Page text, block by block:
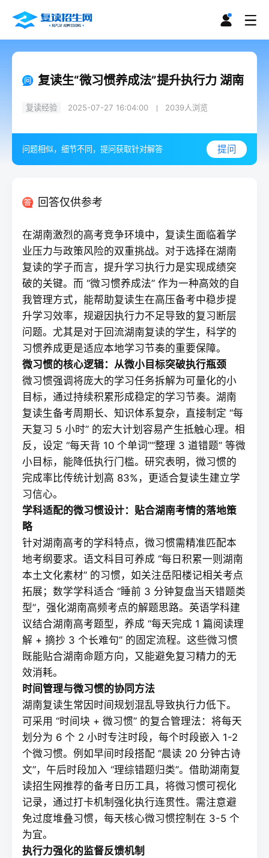
复读生“微习惯养成法”提升执行力 湖南
复读经验 2025-07-27 16:04:00 2039人浏览
问题相似，细节不同，提问获取针对解答 提问
回答仅供参考
在湖南激烈的高考竞争环境中， 复读生面临着学
业压力与政策风险的双重挑战。对于选择在湖南
复读的学子而言，提升学习执行力是实现成绩突
破的关键。而 “微习惯养成法” 作为一种高效的自
我管理方式，能帮助复读生在高压备考中稳步提
升学习效率，规避因执行力不足导致的复习断层
问题。尤其是对于回流湖南复读的学生，科学的
习惯养成更是适应本地学习节奏的重要保障。
微习惯的核心逻辑：从微小目标突破执行瓶颈
微习惯强调将庞大的学习任务拆解为可量化的小
目标，通过持续积累形成稳定的学习节奏。湖南
复读生备考周期长、知识体系复杂，直接制定 “每
天复习 5 小时” 的宏大计划容易产生抵触心理。相
反，设定 “每天背 10 个单词”“整理 3 道错题” 等微
小目标，能降低执行门槛。研究表明，微习惯的
完成率比传统计划高 83%，更适合复读生建立学
习信心。
学科适配的微习惯设计：贴合湖南考情的落地策
略
针对湖南高考的学科特点，微习惯需精准匹配本
地考纲要求。语文科目可养成 “每日积累一则湖南
本土文化素材” 的习惯，如关注岳阳楼记相关考点
拓展；数学学科适合 “睡前 3 分钟复盘当天错题类
型”，强化湖南高频考点的解题思路。英语学科建
议结合湖南高考题型，养成 “每天完成 1 篇阅读理
解 + 摘抄 3 个长难句” 的固定流程。这些微习惯
既能贴合湖南命题方向，又能避免复习精力的无
效消耗。
时间管理与微习惯的协同方法
湖南复读生常因时间规划混乱导致执行力低下。
可采用 “时间块 + 微习惯” 的复合管理法：将每天
划分为 6 个 2 小时专注时段，每个时段嵌入 1-2
个微习惯。例如早间时段搭配 “晨读 20 分钟古诗
文”，午后时段加入 “理综错题归类”。借助湖南复
读招生网推荐的备考日历工具，将微习惯可视化
记录，通过打卡机制强化执行连贯性。需注意避
免过度堆叠习惯，每天核心微习惯控制在 3-5 个
为宜。
执行力强化的监督反馈机制